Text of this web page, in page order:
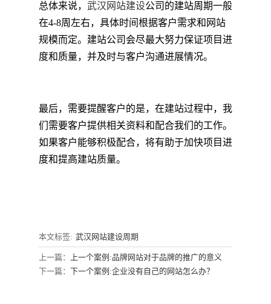
总体来说， 武汉网站建设公司的建站周期一般
在4-8周左右，具体时间根据客户需求和网站
规模而定。建站公司会尽最大努力保证项目进
度和质量，并及时与客户沟通进展情况。
最后，需要提醒客户的是，在建站过程中，我
们需要客户提供相关资料和配合我们的工作。
如果客户能够积极配合，将有助于加快项目进
度和提高建站质量。
本文标签: 武汉网站建设周期
上一篇：
上一个案例:品牌网站对于品牌的推广的意义
下一篇： 下一个案例:企业没有自己的网站怎么办？